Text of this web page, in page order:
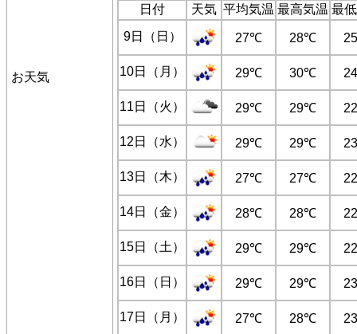
お天気
日付 天気 平均気温 最高気温 最
9日（日）
27℃ 28℃
10日（月） 29℃ 30℃
11日（火） 29℃ 29℃
12日（水） 29℃ 29℃
13日（木） 27℃ 27℃
14日（金） 28℃ 28℃
15日（土） 29℃ 29℃
16日（日） 29℃ 29℃
17日（月） 27℃ 28℃